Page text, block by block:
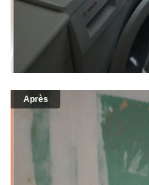
Après